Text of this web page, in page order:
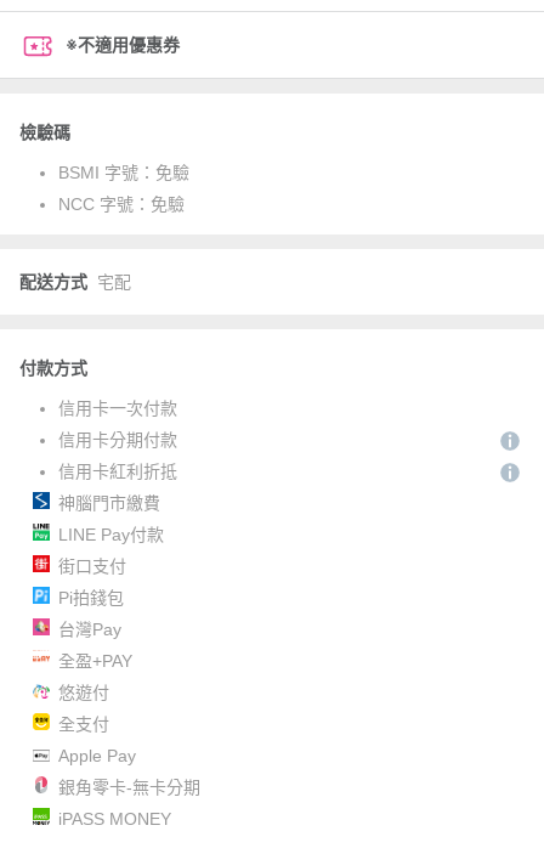
※不適用優惠券
檢驗碼
BSMI 字號： 免驗
NCC 字號： 免驗
配送方式 宅配
付款方式
信用卡一次付款
信用卡分期付款
信用卡紅利折抵
神腦門市繳費
LINE Pay付款
街口支付
Pi拍錢包
台灣Pay
全盈+PAY
悠遊付
全支付
Apple Pay
銀角零卡-無卡分期
iPASS MONEY